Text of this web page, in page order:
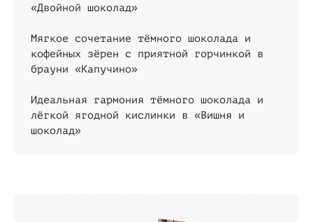
«Двойной шоколад»
Мягкое сочетание тёмного шоколада и
кофейных зёрен с приятной горчинкой в
брауни «Капучино»
Идеальная гармония тёмного шоколада и
лёгкой ягодной кислинки в «Вишня и
шоколад»